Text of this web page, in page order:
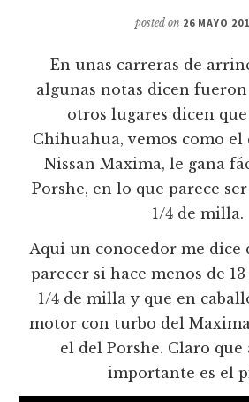
posted on 26 MAYO
En unas carreras de
algunas notas dicen fueron
otros lugares dicen
Chihuahua, vemos como
Nissan Maxima, le gana
Porshe, en lo que parece
1/4 de milla.
Aqui un conocedor me dice
parecer si hace menos de
1/4 de milla y que en
motor con turbo del
el del Porshe. Claro que
importante es el